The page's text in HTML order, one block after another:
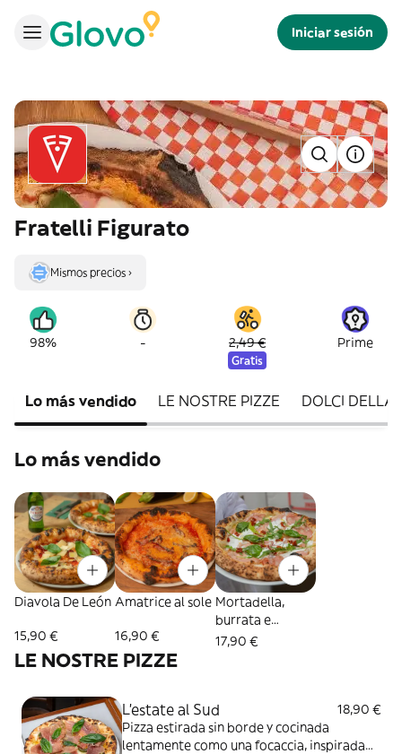
Iniciar sesión
Fratelli Figurato
Mismos precios ›
98% - 2,49 €
Gratis
Prime
Lo más vendido LE NOSTRE PIZZE DOLCI DELLA
Lo más vendido
Diavola De León
15,90 €
Amatrice al sole
16,90 €
Mortadella,
burrata e
pomodori secchi
17,90 €
LE NOSTRE PIZZE
L’estate al Sud
18,90 €
Pizza estirada sin borde y cocinada
lentamente como una focaccia, inspirada